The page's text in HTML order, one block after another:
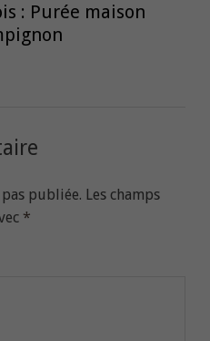
: Purée maison
publiée. Les champs
*